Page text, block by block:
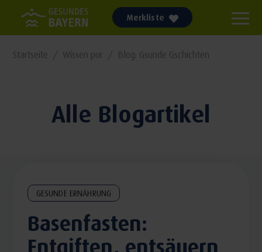
Merkliste
Startseite Wissen pur Blog: Gsunde Gschichten
Alle Blogartikel
GESUNDE ERNÄHRUNG
Basenfasten:
Entgiften, entsäuern